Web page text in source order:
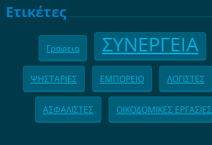
Ετικέτες
Γραφεια ΣΥΝΕΡΓΕΙΑ
ΨΗΣΤΑΡΙΕΣ ΕΜΠΟΡΕΙΟ ΛΟΓΙΣΤΕΣ
ΑΣΦΑΛΙΣΤΕΣ ΟΙΚΟΔΟΜΙΚΕΣ ΕΡΓΑΣΙΕΣ